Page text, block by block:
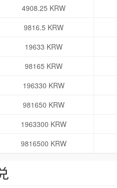
4908.25 KRW
9816.5 KRW
19633 KRW
98165 KRW
196330 KRW
981650 KRW
1963300 KRW
9816500 KRW